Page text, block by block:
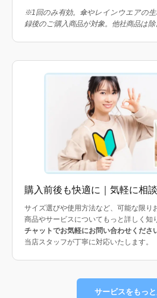
※1回のみ有効。傘やレインウエアの生
録後のご購入商品が対象。他社商品は除
購入前後も快適に｜気軽に相
サイズ選びや使用方法など、可能な限り
商品やサービスについてもっと詳しく知
チャットでお気軽にお問い合わせくださ
当店スタッフが丁寧に対応いたします。
サービスをもっ